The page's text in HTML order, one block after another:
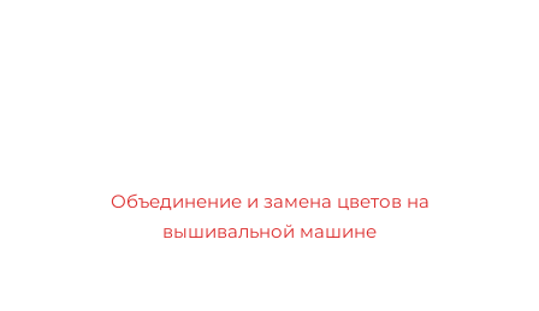
Объединение и замена цветов на
вышивальной машине